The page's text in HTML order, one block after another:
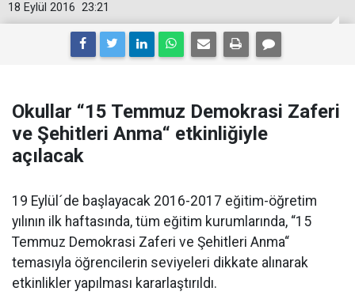
23:21
18 Eylül 2016
Okullar “15 Temmuz Demokrasi Zaferi
ve Şehitleri Anma“ etkinliğiyle
açılacak
19 Eylül´de başlayacak 2016-2017 eğitim-öğretim
yılının ilk haftasında, tüm eğitim kurumlarında, “15
Temmuz Demokrasi Zaferi ve Şehitleri Anma“
temasıyla öğrencilerin seviyeleri dikkate alınarak
etkinlikler yapılması kararlaştırıldı.